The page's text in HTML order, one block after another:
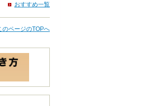
おすすめ一覧
のページのTOPへ